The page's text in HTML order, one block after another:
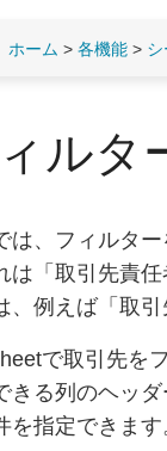
ホーム >各機能 >
ルタ
は、フィルタ
は「取引先責
、例えば「取
で取引先を
きる列のヘッ
を指定できます